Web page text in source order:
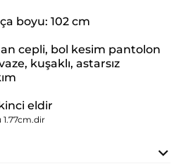
boyu: 102 cm
cepli, bol kesim pantolon
kuşaklı, astarsız
eldir